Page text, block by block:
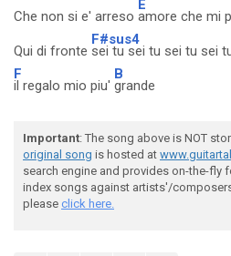
Che non si e' arreso
E
amore che mi
Qui di fronte
F#sus4
sei tu sei tu sei tu sei
F
il regalo mio piu'
B
grande
Important: The song above is NOT
original song is hosted at
search engine and provides on-the-fly
index songs against artists'/
please click here.